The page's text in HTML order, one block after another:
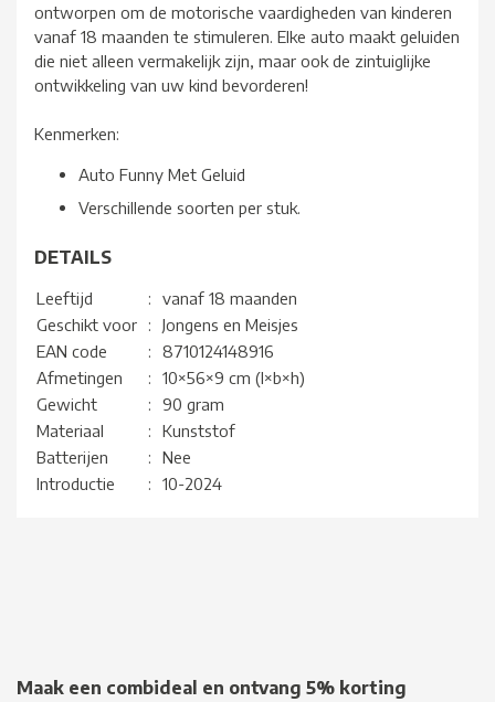
ontworpen om de motorische vaardigheden van kinderen
vanaf 18 maanden te stimuleren. Elke auto maakt geluiden
die niet alleen vermakelijk zijn, maar ook de zintuiglijke
ontwikkeling van uw kind bevorderen!
Kenmerken:
Auto Funny Met Geluid
Verschillende soorten per stuk.
DETAILS
Leeftijd :
vanaf 18 maanden
Geschikt voor
:
Jongens en Meisjes
EAN code
:
8710124148916
Afmetingen
:
10×56×9 cm (l×b×h)
Gewicht
:
90 gram
Materiaal
:
Kunststof
Batterijen
:
Nee
Introductie
: 10-2024
Maak een combideal en ontvang 5% korting